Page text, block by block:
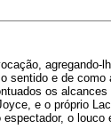
sentido e de
os
e o próprio
o